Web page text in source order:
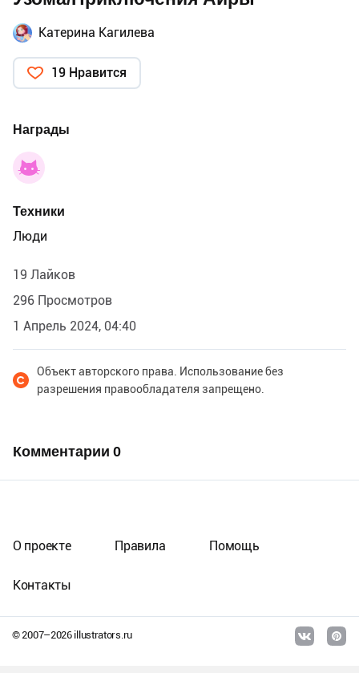
Катерина Кагилева
19 Нравится
Награды
Техники
Люди
19 Лайков
296 Просмотров
1 Апрель 2024, 04:40
Объект авторского права. Использование без
разрешения правообладателя запрещено.
Комментарии 0
© 2007–2026illustrators.ru
О проекте Правила Помощь
Контакты